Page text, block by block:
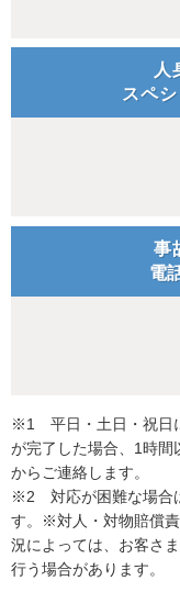
人
スペ
事
電
※1 平日・土日・祝日
が完了した場合、1時間
からご連絡します。
※2 対応が困難な場合
す。※対人・対物賠償
況によっては、お客さ
行う場合があります。